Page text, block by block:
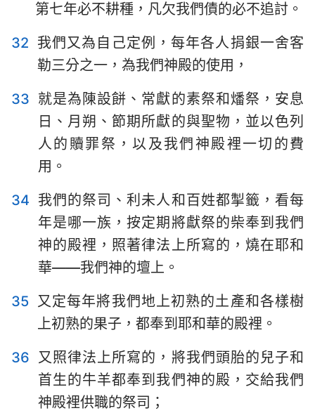
第七年必不耕種，凡欠我們債的必不追討。
32 我們又為自己定例，每年各人捐銀一舍客
勒三分之一，為我們神殿的使用，
33 就是為陳設餅、常獻的素祭和燔祭，安息
日、月朔、節期所獻的與聖物，並以色列
人的贖罪祭，以及我們神殿裡一切的費
用。
34 我們的祭司、利未人和百姓都掣籤，看每
年是哪一族，按定期將獻祭的柴奉到我們
神的殿裡，照著律法上所寫的，燒在耶和
華——我們神的壇上。
35 又定每年將我們地上初熟的土產和各樣樹
上初熟的果子，都奉到耶和華的殿裡。
36 又照律法上所寫的，將我們頭胎的兒子和
首生的牛羊都奉到我們神的殿，交給我們
神殿裡供職的祭司；